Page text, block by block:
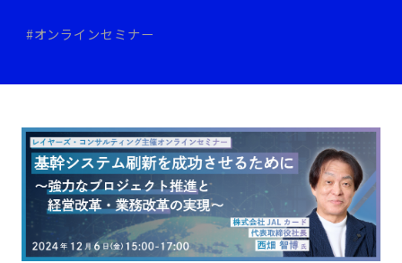
#オンラインセミナー